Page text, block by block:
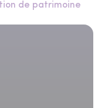
de patrimoine